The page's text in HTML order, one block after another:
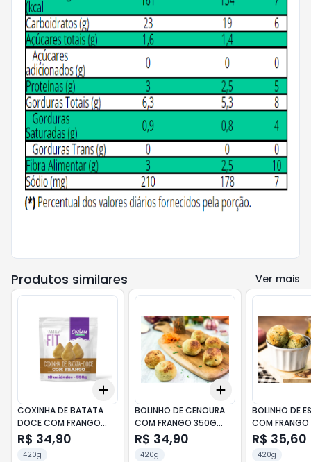
Produtos similares Ver mais
Add
COXINHA DE BATATA
DOCE COM FRANGO
350G COZINHA DE
ATLETA
R$ 34,90
420g
Add
BOLINHO DE CENOURA
COM FRANGO 350G
COZINHA DE ATLETA
R$ 34,90
420g
BOLINHO DE
COM
COZINHA DE
R$ 35,60
420g